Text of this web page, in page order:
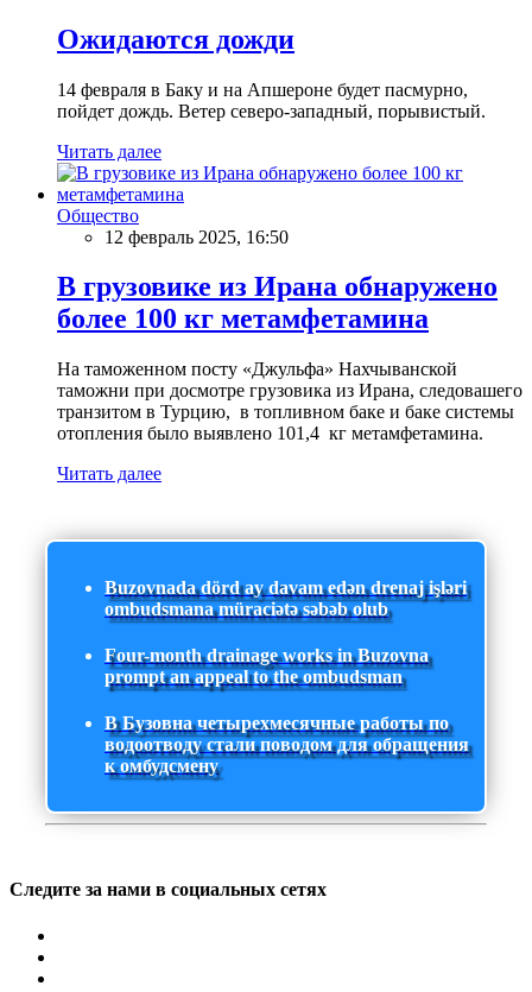
Ожидаются дожди
14 февраля в Баку и на Апшероне будет пасмурно,
пойдет дождь. Ветер северо-западный, порывистый.
Читать далее
Общество
12 февраль 2025, 16:50
В грузовике из Ирана обнаружено
более 100 кг метамфетамина
На таможенном посту «Джульфа» Нахчыванской
таможни при досмотре грузовика из Ирана, следовашего
транзитом в Турцию, в топливном баке и баке системы
отопления было выявлено 101,4 кг метамфетамина.
Читать далее
Buzovnada dörd ay davam edən drenaj işləri
ombudsmana müraciətə səbəb olub
Four-month drainage works in Buzovna
prompt an appeal to the ombudsman
В Бузовна четырехмесячные работы по
водоотводу стали поводом для обращения
к омбудсмену
Следите за нами в социальных сетях